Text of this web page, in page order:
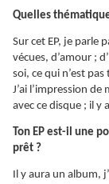
Quelles
Sur cet EP, je parle
vécues, d’amour ;
soi, ce qui n’est
J’ai l’impression de
avec ce disque ; il y
Ton EP est-il une
prêt ?
Il y aura un album,